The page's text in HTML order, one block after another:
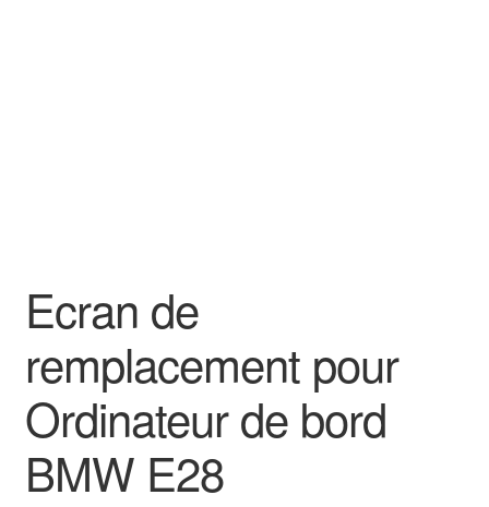
Ecran de
remplacement pour
Ordinateur de bord
BMW E28